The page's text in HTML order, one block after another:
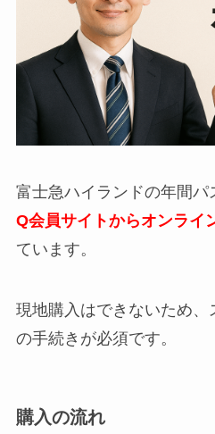
富士急ハイランドの年間パ
Q会員サイトからオンライ
ています。
現地購入はできないため、
の手続きが必須です。
購入の流れ